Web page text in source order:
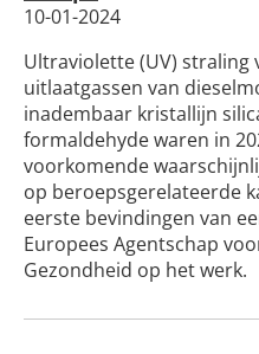
10-01-2024
Ultraviolette (UV) straling
uitlaatgassen van
inadembaar kristallijn
formaldehyde waren in
voorkomende
op beroepsgerelateerde
eerste bevindingen van
Europees Agentschap
Gezondheid op het werk.